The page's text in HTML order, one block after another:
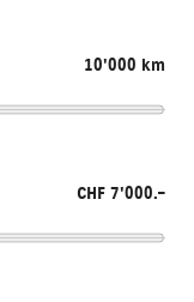
10'000 km
CHF 7'000.–